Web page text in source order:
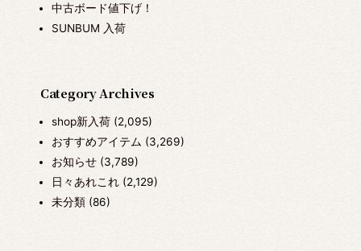
中古ボード値下げ！
SUNBUM 入荷
Category Archives
shop新入荷(2,095)
おすすめアイテム (3,269)
お知らせ(3,789)
日々あれこれ(2,129)
未分類(86)